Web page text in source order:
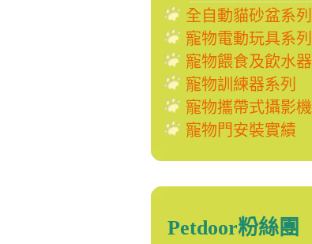
全自動貓砂盆系列
寵物電動玩具系列
寵物餵食及飲水器
寵物訓練器系列
寵物攜帶式攝影機
寵物門安裝實績
Petdoor粉絲團